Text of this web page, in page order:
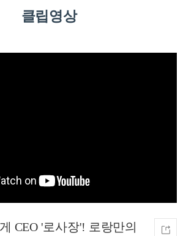
클립영상
CEO '로사장'! 로랑만의